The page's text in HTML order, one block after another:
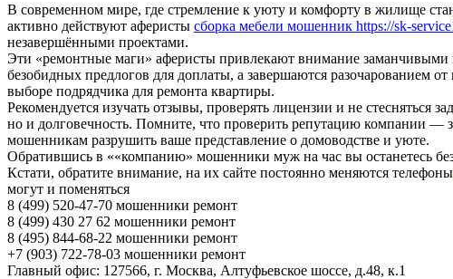
В современном мире, где стремление к уюту и комфорту в жилище
активно действуют аферисты сборка мебели мошенник https://sk-
незавершёнными проектами.
Эти «ремонтные маги» аферисты привлекают внимание
безобидных предлогов для доплаты, а завершаются разочарованием
выборе подрядчика для ремонта квартиры.
Рекомендуется изучать отзывы, проверять лицензии и не стесняться
но и долговечность. Помните, что проверить репутацию компании —
мошенникам разрушить ваше представление о домоводстве и уюте.
Обратившись в ««компанию» мошенники муж на час вы останетесь
Кстати, обратите внимание, на их сайте постоянно меняются телефоны
могут и поменяться
8 (499) 520-47-70 мошенники ремонт
8 (499) 430 27 62 мошенники ремонт
8 (495) 844-68-22 мошенники ремонт
+7 (903) 722-78-03 мошенники ремонт
Главный офис: 127566, г. Москва, Алтуфьевское шоссе, д.48, к.1